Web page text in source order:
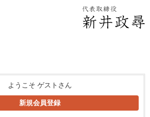
ようこそ ゲストさん
新規会員登録